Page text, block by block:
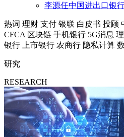
李源任中国进出口银
热词 理财 支付 银联 白皮书 投顾
CFCA 区块链 手机银行 5G消息
银行
上市银行 农商行 隐私计算
研究
RESEARCH